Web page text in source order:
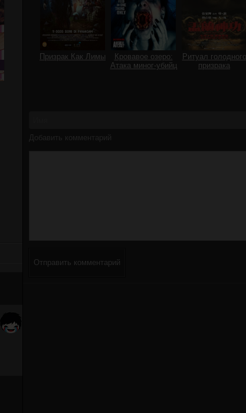
Призрак Как Лимы
Кровавое озеро:
Атака миног-убийц
Ритуал голодного
призрака
Добавить комментарий
Отправить комментарий